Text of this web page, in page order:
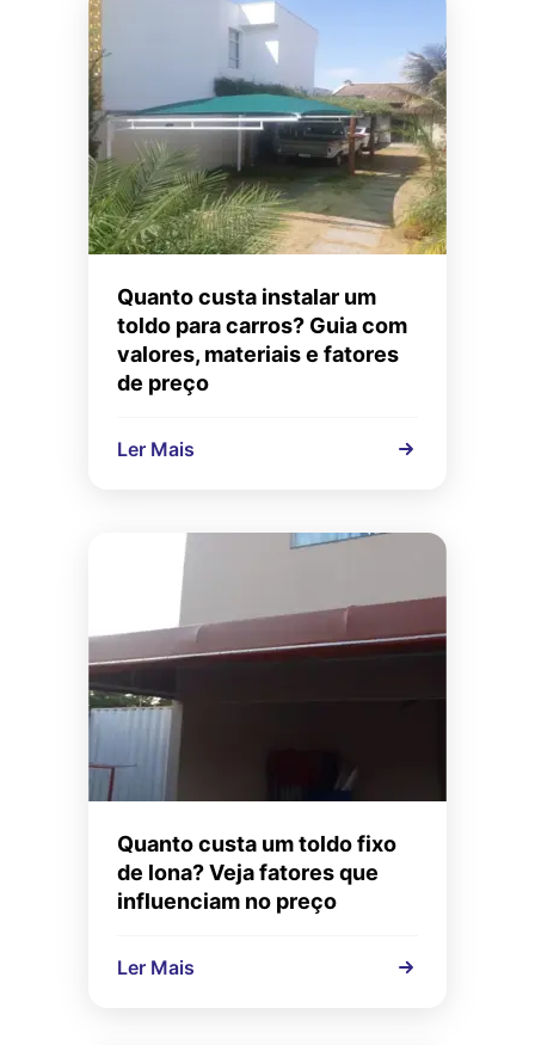
Quanto custa instalar um
toldo para carros? Guia com
valores, materiais e fatores
de preço
Ler Mais
Quanto custa um toldo fixo
de lona? Veja fatores que
influenciam no preço
Ler Mais